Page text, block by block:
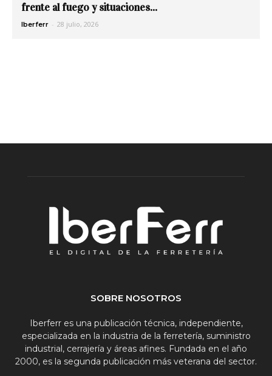
frente al fuego y situaciones...
Iberferr - 28 julio, 2026
SOBRE NOSOTROS
Iberferr es una publicación técnica, independiente,
especializada en la industria de la ferretería, suministro
industrial, cerrajería y áreas afines. Fundada en el año
2000, es la segunda publicación más veterana del sector.